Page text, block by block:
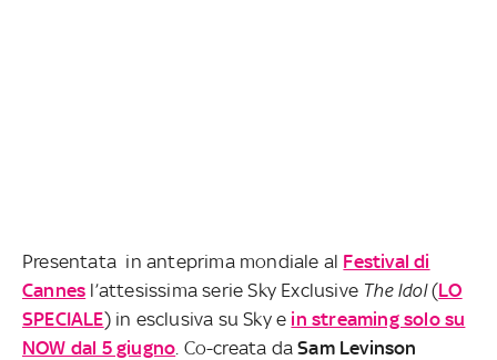
Presentata in anteprima mondiale al Festival di
Cannes l’attesissima serie Sky Exclusive The Idol (LO
SPECIALE) in esclusiva su Sky e in streaming solo su
NOW dal 5 giugno . Co-creata daSam Levinson